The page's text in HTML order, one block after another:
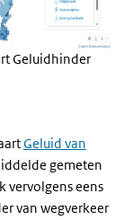
Geluidhinder
Geluid van
gemeten
vervolgens eens
van wegverkeer